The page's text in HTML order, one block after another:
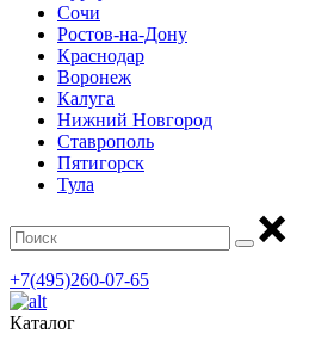
Сочи
Ростов-на-Дону
Краснодар
Воронеж
Калуга
Нижний Новгород
Ставрополь
Пятигорск
Тула
+7(495)260-07-65
Каталог